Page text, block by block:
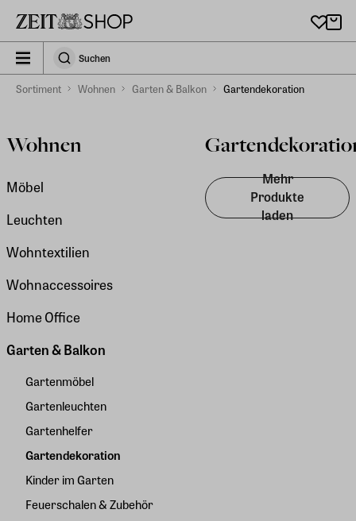
zeit_storefront.components.search.collapsed
SuchenSuchen
Sortiment Wohnen Garten & Balkon Gartendekoration
Wohnen
Möbel
Leuchten
Wohntextilien
Wohnaccessoires
Home Office
Garten & Balkon
Gartenmöbel
Gartenleuchten
Gartenhelfer
Gartendekoration
Kinder im Garten
Feuerschalen & Zubehör
Mehr
Produkte
laden